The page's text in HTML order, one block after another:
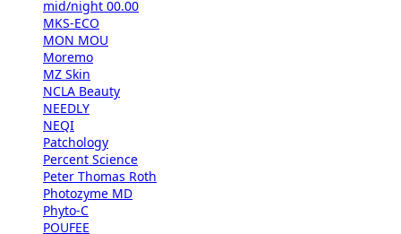
mid/night 00.00
MKS-ECO
MON MOU
Moremo
MZ Skin
NCLA Beauty
NEEDLY
NEQI
Patchology
Percent Science
Peter Thomas Roth
Photozyme MD
Phyto-C
POUFEE